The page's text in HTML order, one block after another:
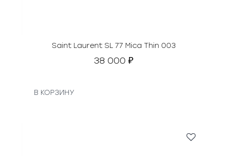
Saint Laurent SL 77 Mica Thin 003
38 000 ₽
В КОРЗИНУ